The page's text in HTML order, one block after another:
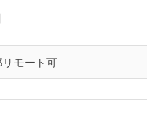
モート可